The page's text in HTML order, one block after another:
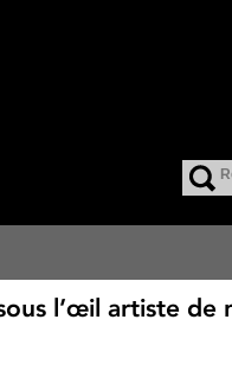
l’œil artiste de